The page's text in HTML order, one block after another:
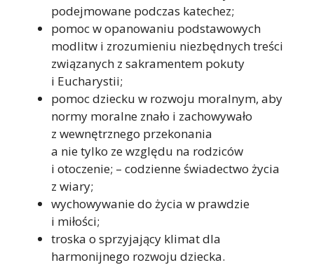
podejmowane podczas katechez;
pomoc w opanowaniu podstawowych
modlitw i zrozumieniu niezbędnych treści
związanych z sakramentem pokuty
i Eucharystii;
pomoc dziecku w rozwoju moralnym, aby
normy moralne znało i zachowywało
z wewnętrznego przekonania
a nie tylko ze względu na rodziców
i otoczenie; – codzienne świadectwo życia
z wiary;
wychowywanie do życia w prawdzie
i miłości;
troska o sprzyjający klimat dla
harmonijnego rozwoju dziecka.